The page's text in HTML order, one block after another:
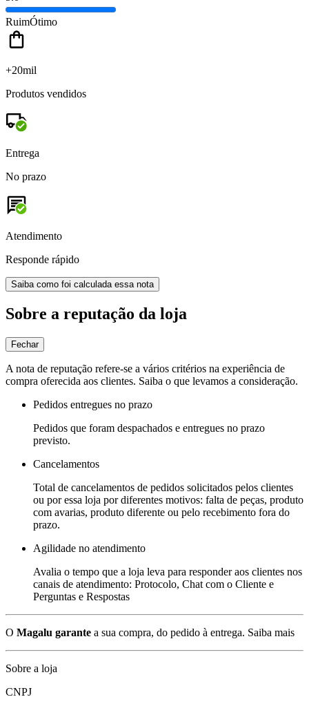
RuimÓtimo
+20mil
Produtos vendidos
Entrega
No prazo
Atendimento
Responde rápido
Saiba como foi calculada essa nota
Sobre a reputação da loja
Fechar
A nota de reputação refere-se a vários critérios na experiência de
compra oferecida aos clientes. Saiba o que levamos a consideração.
Pedidos entregues no prazo
Pedidos que foram despachados e entregues no prazo
previsto.
Cancelamentos
Total de cancelamentos de pedidos solicitados pelos clientes
ou por essa loja por diferentes motivos: falta de peças, produto
com avarias, produto diferente ou pelo recebimento fora do
prazo.
Agilidade no atendimento
Avalia o tempo que a loja leva para responder aos clientes nos
canais de atendimento: Protocolo, Chat com o Cliente e
Perguntas e Respostas
O Magalu garante a sua compra, do pedido à entrega. Saiba mais
Sobre a loja
CNPJ